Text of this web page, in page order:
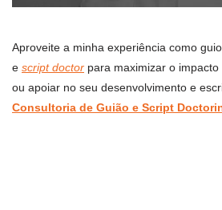
Aproveite a minha experiência como
e script doctor para maximizar o
ou apoiar no seu desenvolvimento e
Consultoria de Guião e Script